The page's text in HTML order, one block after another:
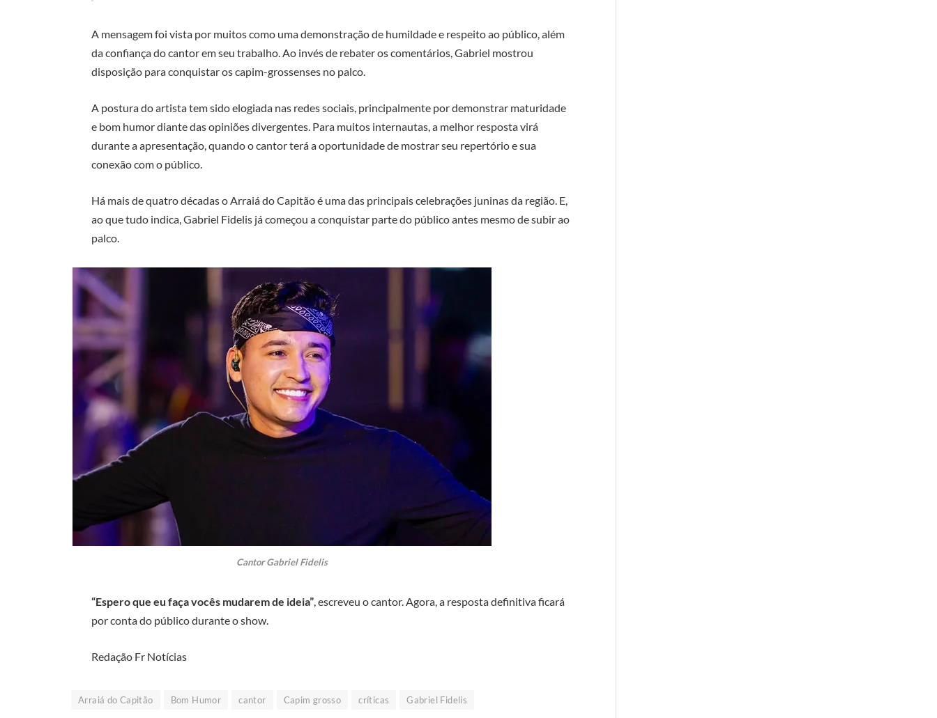
A mensagem foi vista por muitos como uma demonstração de humildade e respeito ao público, além
da confiança do cantor em seu trabalho. Ao invés de rebater os comentários, Gabriel mostrou
disposição para conquistar os capim-grossenses no palco.
A postura do artista tem sido elogiada nas redes sociais, principalmente por demonstrar maturidade
e bom humor diante das opiniões divergentes. Para muitos internautas, a melhor resposta virá
durante a apresentação, quando o cantor terá a oportunidade de mostrar seu repertório e sua
conexão com o público.
Há mais de quatro décadas o Arraiá do Capitão é uma das principais celebrações juninas da região. E,
ao que tudo indica, Gabriel Fidelis já começou a conquistar parte do público antes mesmo de subir ao
palco.
Cantor Gabriel Fidelis
“Espero que eu faça vocês mudarem de ideia”, escreveu o cantor. Agora, a resposta definitiva ficará
por conta do público durante o show.
Redação Fr Notícias
Arraiá do Capitão Bom Humor cantor Capim grosso críticas Gabriel Fidelis